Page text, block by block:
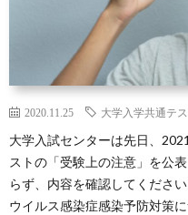
2020.11.25 大学入学共通テス
大学入試センターは先日、
ストの「受験上の注意」を公
らず、内容を確認してくださ
ウイルス感染症感染予防対策